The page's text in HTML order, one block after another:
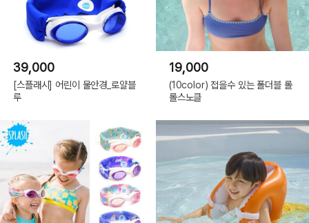
39,000
[스플래시] 어린이 물안경_로얄블
루
19,000
(10color) 접을수 있는 폴더블 롤
롤스노클